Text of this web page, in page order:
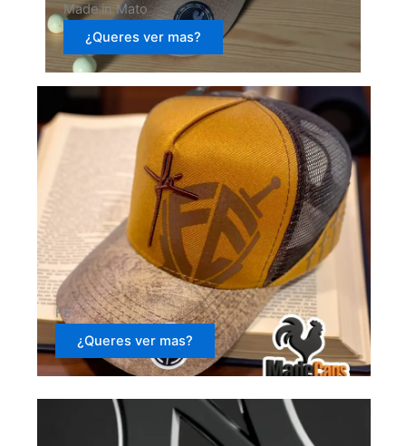
Made in Mato
¿Queres ver mas?
FE
¿Queres ver mas?